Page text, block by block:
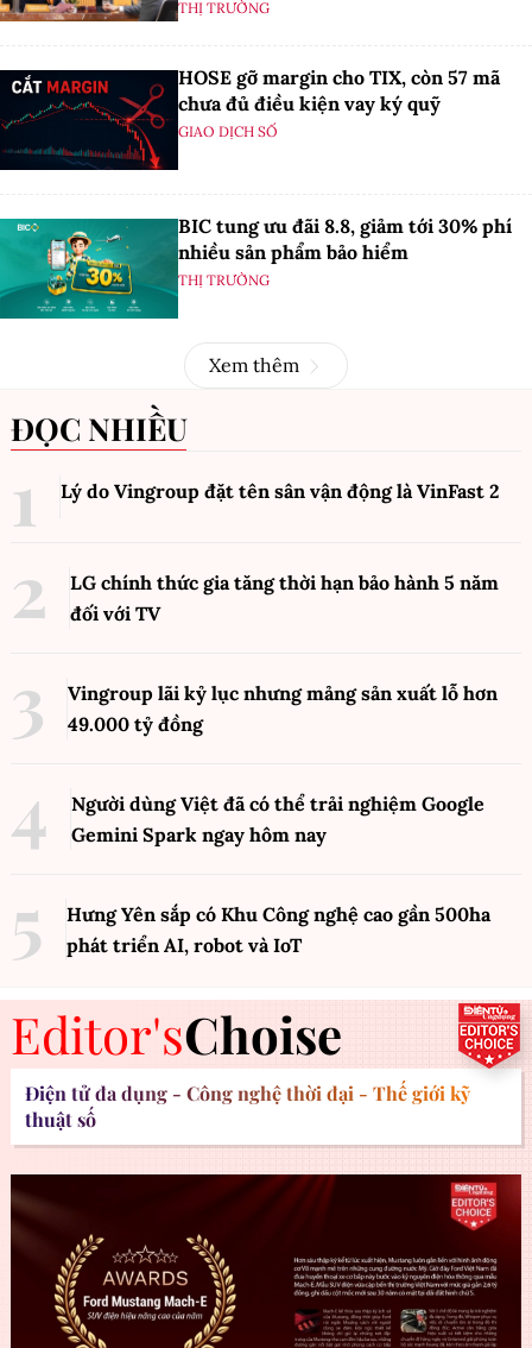
THỊ TRƯỜNG
HOSE gỡ margin cho TIX, còn 57 mã
chưa đủ điều kiện vay ký quỹ
GIAO DỊCH SỐ
BIC tung ưu đãi 8.8, giảm tới 30% phí
nhiều sản phẩm bảo hiểm
THỊ TRƯỜNG
Xem thêm
ĐỌC NHIỀU
Lý do Vingroup đặt tên sân vận động là VinFast 2
LG chính thức gia tăng thời hạn bảo hành 5 năm
đối với TV
Vingroup lãi kỷ lục nhưng mảng sản xuất lỗ hơn
49.000 tỷ đồng
Người dùng Việt đã có thể trải nghiệm Google
Gemini Spark ngay hôm nay
Hưng Yên sắp có Khu Công nghệ cao gần 500ha
phát triển AI, robot và IoT
Editor'sChoise
Điện tử đa dụng - Công nghệ thời đại - Thế giới kỹ
thuật số